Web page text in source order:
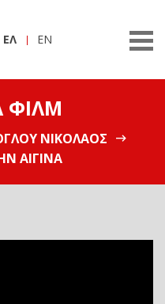
ΕΛ EN
ΦΙΛΜ
ΝΙΚΌΛΑΟΣ
ΑΊΓΙΝΑ